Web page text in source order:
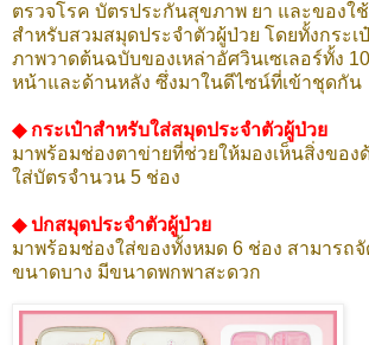
ตรวจโรค บัตรประกันสุขภาพ ยา และของใ
สำหรับสวมสมุดประจำตัวผู้ป่วย โดยทั้งกระเ
ภาพวาดต้นฉบับของเหล่าอัศวินเซเลอร์ทั้ง
หน้าและด้านหลัง ซึ่งมาในดีไซน์ที่เข้าชุดกัน
◆ กระเป๋าสำหรับใส่สมุดประจำตัวผู้ป่วย
มาพร้อมช่องตาข่ายที่ช่วยให้มองเห็นสิ่งของ
ใส่บัตรจำนวน 5 ช่อง
◆ ปกสมุดประจำตัวผู้ป่วย
มาพร้อมช่องใส่ของทั้งหมด 6 ช่อง สามารถจั
ขนาดบาง มีขนาดพกพาสะดวก